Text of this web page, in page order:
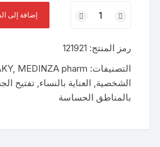
DAKY
CREAM
SENSITIVE
ZONE
50GM
إضافة إلى
رمز المنتج: 121921
التصنيفات:
, MEDINZA pharm
الشخصية, العناية بالنساء,تفتيح
بالمناطق الحساسة